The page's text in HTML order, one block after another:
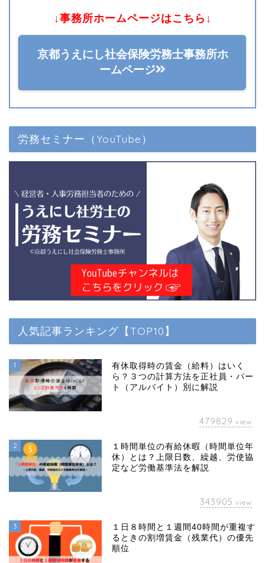
↓事務所ホームページはこちら↓
京都うえにし社会保険労務士事務所ホ
ームページ
労務セミナー（YouTube）
人気記事ランキング【TOP10】
1
有休取得時の賃金（給料）はいく
ら？３つの計算方法を正社員・パー
ト（アルバイト）別に解説
479829 view
2
１時間単位の有給休暇（時間単位年
休）とは？上限日数、繰越、労使協
定など労働基準法を解説
343905 view
3
１日８時間と１週間40時間が重複す
るときの割増賃金（残業代）の優先
順位